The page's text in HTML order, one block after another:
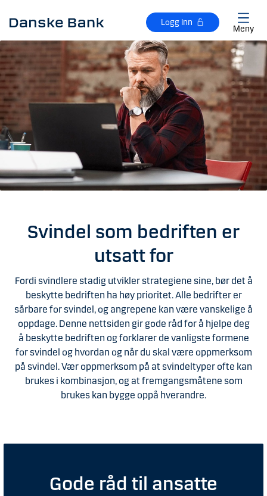
Logg inn
Meny
Svindel som bedriften er
utsatt for
Fordi svindlere stadig utvikler strategiene sine, bør det å
beskytte bedriften ha høy prioritet. Alle bedrifter er
sårbare for svindel, og angrepene kan være vanskelige å
oppdage. Denne nettsiden gir gode råd for å hjelpe deg
å beskytte bedriften og forklarer de vanligste formene
for svindel og hvordan og når du skal være oppmerksom
på svindel. Vær oppmerksom på at svindeltyper ofte kan
brukes i kombinasjon, og at fremgangsmåtene som
brukes kan bygge oppå hverandre.
Gode råd til ansatte